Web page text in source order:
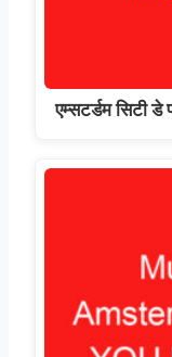
एम्सटर्डम सिटी